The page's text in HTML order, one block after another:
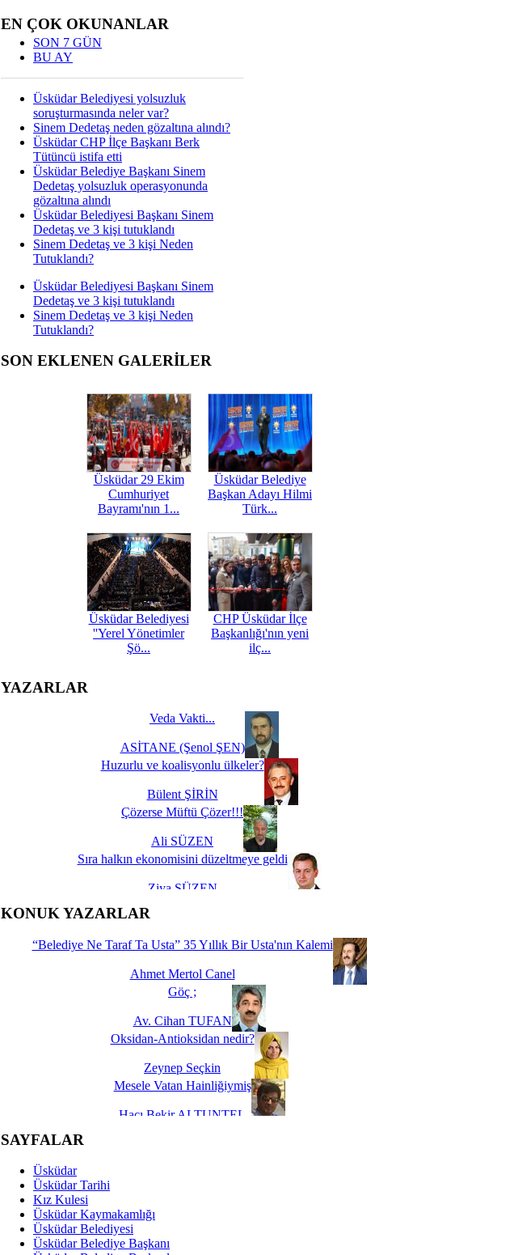
EN ÇOK OKUNANLAR
SON 7 GÜN
BU AY
Üsküdar Belediyesi yolsuzluk
soruşturmasında neler var?
Sinem Dedetaş neden gözaltına alındı?
Üsküdar CHP İlçe Başkanı Berk
Tütüncü istifa etti
Üsküdar Belediye Başkanı Sinem
Dedetaş yolsuzluk operasyonunda
gözaltına alındı
Üsküdar Belediyesi Başkanı Sinem
Dedetaş ve 3 kişi tutuklandı
Sinem Dedetaş ve 3 kişi Neden
Tutuklandı?
Üsküdar Belediyesi Başkanı Sinem
Dedetaş ve 3 kişi tutuklandı
Sinem Dedetaş ve 3 kişi Neden
Tutuklandı?
SON EKLENEN GALERİLER
Üsküdar 29 Ekim
Cumhuriyet
Bayramı'nın 1...
Üsküdar Belediye
Başkan Adayı Hilmi
Türk...
Üsküdar Belediyesi
''Yerel Yönetimler
Şö...
CHP Üsküdar İlçe
Başkanlığı'nın yeni
ilç...
YAZARLAR
Veda Vakti...
ASİTANE (Şenol ŞEN)
Huzurlu ve koalisyonlu ülkeler?
Bülent ŞİRİN
Çözerse Müftü Çözer!!!
Ali SÜZEN
Sıra halkın ekonomisini düzeltmeye geldi
Ziya SÜZEN
İşte Biz buyuz...
KONUK YAZARLAR
“Belediye Ne Taraf Ta Usta” 35 Yıllık Bir Usta'nın Kalemi
Ahmet Mertol Canel
Göç ;
Av. Cihan TUFAN
Oksidan-Antioksidan nedir?
Zeynep Seçkin
Mesele Vatan Hainliğiymiş
Hacı Bekir ALTUNTEL
Dünya Fani, Ama Kısa Bir Süre De Olsa Burdayız
Savaş ŞENEL
Hukukun Adaleti Kalmadı Üstadım!
SAYFALAR
Üsküdar
Üsküdar Tarihi
Kız Kulesi
Üsküdar Kaymakamlığı
Üsküdar Belediyesi
Üsküdar Belediye Başkanı